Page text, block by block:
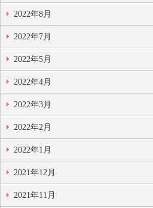
2022年8月
2022年7月
2022年5月
2022年4月
2022年3月
2022年2月
2022年1月
2021年12月
2021年11月